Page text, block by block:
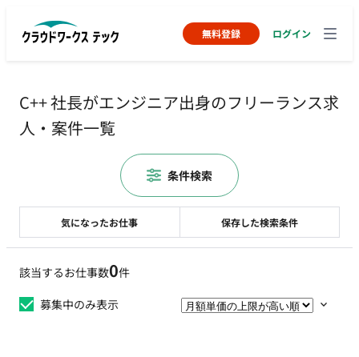
無料登録 ログイン
C++ 社長がエンジニア出身のフリーランス求
人・案件一覧
該当するお仕事数0件
募集中のみ表示
気になったお仕事 保存した検索条件
条件検索